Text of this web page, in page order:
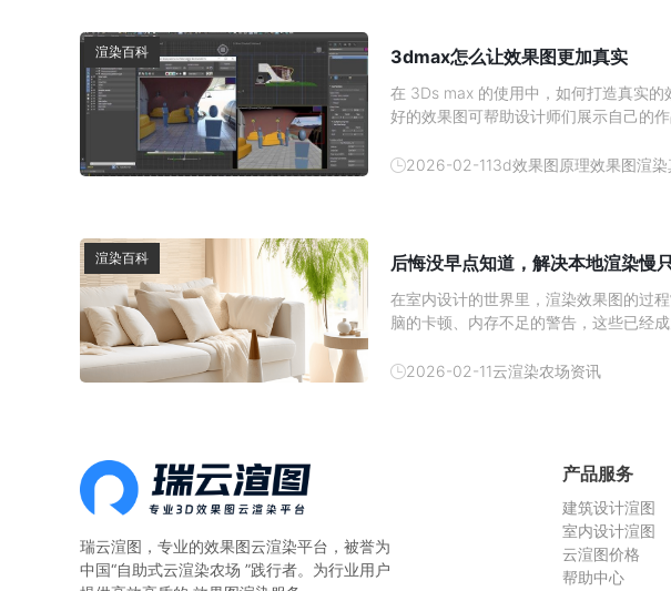
渲染百科 3dmax怎么让效果图更加真实
在 3Ds max 的使用中，如何打造真实的
好的效果图可帮助设计师们展示自己的
吧。1、 材质与纹理的雕琢材质类型：
2026-02-113d效果图原理效果图渲
渲染百科 后悔没早点知道，解决本地渲染慢
在室内设计的世界里，渲染效果图的过
脑的卡顿、内存不足的警告，这些已经
云渲染农场——瑞云渲图，它不仅解决
2026-02-11云渲染农场资讯
瑞云渲图，专业的效果图云渲染平台 ，被誉为
中国“自助式云渲染农场 ”践行者。为行业用户
产品服务
建筑设计渲图
室内设计渲图
云渲图价格
帮助中心